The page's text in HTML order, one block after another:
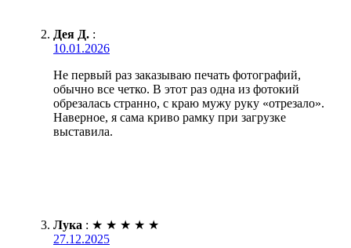
Дея Д. :
10.01.2026
Не первый раз заказываю печать фотографий,
обычно все четко. В этот раз одна из фотокий
обрезалась странно, с краю мужу руку «отрезало».
Наверное, я сама криво рамку при загрузке
выставила.
Лука : ★ ★ ★ ★ ★
27.12.2025